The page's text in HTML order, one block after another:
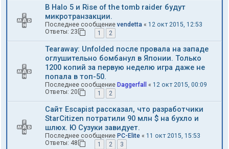
В Halo 5 и Rise of the tomb raider будут
микротранзакции.
Последнее сообщение vendetta « 12 окт 2015, 12:53
Ответы: 23 1 2
Tearaway: Unfolded после провала на западе
оглушительно бомбанул в Японии. Только
1200 копий за первую неделю игра даже не
попала в топ-50.
Последнее сообщение Daggerfall « 12 окт 2015, 00:09
Ответы: 20 1 2
Сайт Escapist рассказал, что разработчики
StarCitizen потратили 90 млн $ на бухло и
шлюх. Ю Сузуки завидует.
Последнее сообщение PC-Elite « 11 окт 2015, 15:53
Ответы: 48 1 2 3